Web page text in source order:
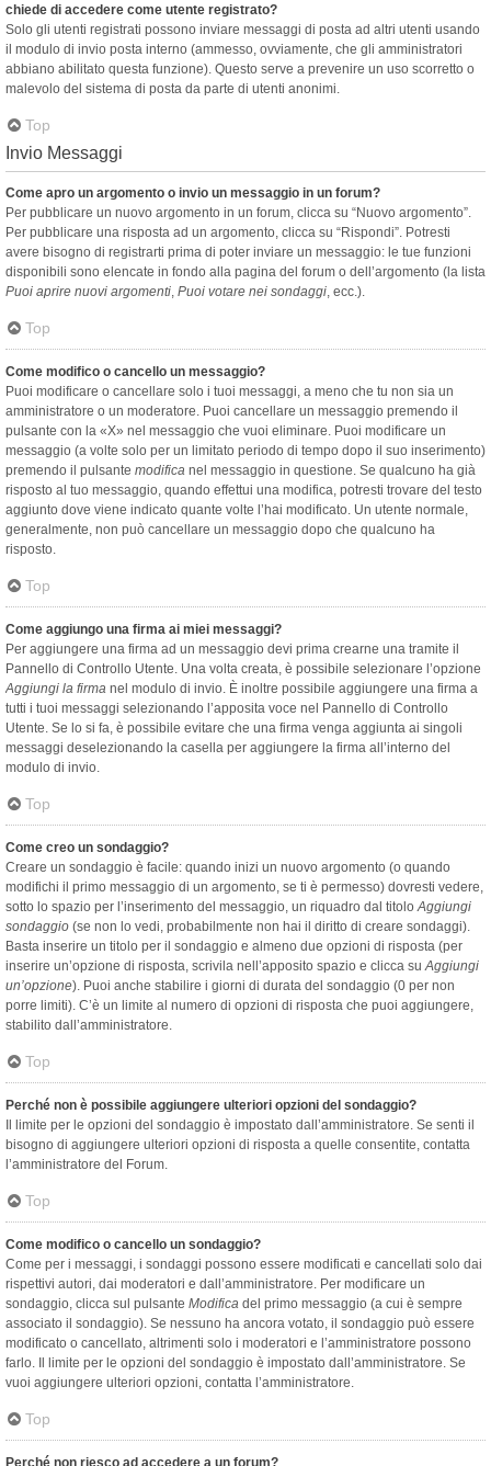
chiede di accedere come utente registrato?
Solo gli utenti registrati possono inviare messaggi di posta ad altri utenti usando
il modulo di invio posta interno (ammesso, ovviamente, che gli amministratori
abbiano abilitato questa funzione). Questo serve a prevenire un uso scorretto o
malevolo del sistema di posta da parte di utenti anonimi.
Top
Invio Messaggi
Come apro un argomento o invio un messaggio in un forum?
Per pubblicare un nuovo argomento in un forum, clicca su “Nuovo argomento”.
Per pubblicare una risposta ad un argomento, clicca su “Rispondi”. Potresti
avere bisogno di registrarti prima di poter inviare un messaggio: le tue funzioni
disponibili sono elencate in fondo alla pagina del forum o dell’argomento (la lista
Puoi aprire nuovi argomenti, Puoi votare nei sondaggi, ecc.).
Top
Come modifico o cancello un messaggio?
Puoi modificare o cancellare solo i tuoi messaggi, a meno che tu non sia un
amministratore o un moderatore. Puoi cancellare un messaggio premendo il
pulsante con la «X» nel messaggio che vuoi eliminare. Puoi modificare un
messaggio (a volte solo per un limitato periodo di tempo dopo il suo inserimento)
premendo il pulsante modifica nel messaggio in questione. Se qualcuno ha già
risposto al tuo messaggio, quando effettui una modifica, potresti trovare del testo
aggiunto dove viene indicato quante volte l’hai modificato. Un utente normale,
generalmente, non può cancellare un messaggio dopo che qualcuno ha
risposto.
Top
Come aggiungo una firma ai miei messaggi?
Per aggiungere una firma ad un messaggio devi prima crearne una tramite il
Pannello di Controllo Utente. Una volta creata, è possibile selezionare l’opzione
Aggiungi la firma nel modulo di invio. È inoltre possibile aggiungere una firma a
tutti i tuoi messaggi selezionando l’apposita voce nel Pannello di Controllo
Utente. Se lo si fa, è possibile evitare che una firma venga aggiunta ai singoli
messaggi deselezionando la casella per aggiungere la firma all’interno del
modulo di invio.
Top
Come creo un sondaggio?
Creare un sondaggio è facile: quando inizi un nuovo argomento (o quando
modifichi il primo messaggio di un argomento, se ti è permesso) dovresti vedere,
sotto lo spazio per l’inserimento del messaggio, un riquadro dal titoloAggiungi
sondaggio (se non lo vedi, probabilmente non hai il diritto di creare sondaggi).
Basta inserire un titolo per il sondaggio e almeno due opzioni di risposta (per
inserire un’opzione di risposta, scrivila nell’apposito spazio e clicca suAggiungi
un’opzione). Puoi anche stabilire i giorni di durata del sondaggio (0 per non
porre limiti). C’è un limite al numero di opzioni di risposta che puoi aggiungere,
stabilito dall’amministratore.
Top
Perché non è possibile aggiungere ulteriori opzioni del sondaggio?
Il limite per le opzioni del sondaggio è impostato dall’amministratore. Se senti il
bisogno di aggiungere ulteriori opzioni di risposta a quelle consentite, contatta
l’amministratore del Forum.
Top
Come modifico o cancello un sondaggio?
Come per i messaggi, i sondaggi possono essere modificati e cancellati solo dai
rispettivi autori, dai moderatori e dall’amministratore. Per modificare un
sondaggio, clicca sul pulsante Modifica del primo messaggio (a cui è sempre
associato il sondaggio). Se nessuno ha ancora votato, il sondaggio può essere
modificato o cancellato, altrimenti solo i moderatori e l’amministratore possono
farlo. Il limite per le opzioni del sondaggio è impostato dall’amministratore. Se
vuoi aggiungere ulteriori opzioni, contatta l’amministratore.
Top
Perché non riesco ad accedere a un forum?